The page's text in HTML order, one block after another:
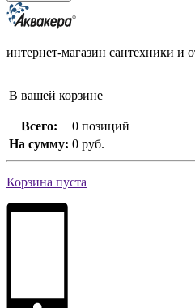
интернет-магазин сантехники и
В вашей корзине
Всего:
0 позиций
На сумму: 0 руб.
Корзина пуста